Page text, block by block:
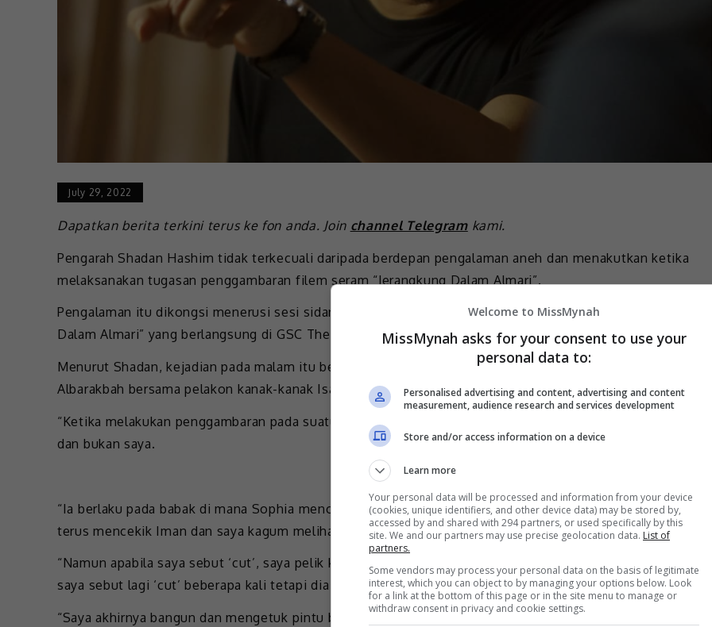
July 29, 2022
Dapatkan berita terkini terus ke fon anda. Join channel Telegramkami.
Pengarah Shadan Hashim tidak terkecuali daripada berdepan pengalaman aneh dan menakutkan ketika
melaksanakan tugasan penggambaran filem seram “Jerangkung Dalam Almari”.
Pengalaman itu dikongsi menerusi sesi sidang media pada majlis tayangan perdana filem “Jerangkung
Dalam Almari” yang berlangsung di GSC The Starling Mall, Petaling Jaya, pada Rabu.
Menurut Shadan, kejadian pada malam itu berlaku ketika dia sedang mengarah babak pelakon Sophia
Albarakbah bersama pelakon kanak-kanak Isaac Iman.
“Ketika melakukan penggambaran pada suatu malam, saya dapat rasakan ada ‘kuasa’ lain yang mengarah
dan bukan saya.
“Ia berlaku pada babak di mana Sophia mencekik anaknya di dalam bilik. Bila saya sebut ‘action’, Sophia
terus mencekik Iman dan saya kagum melihat lakonannya yang baik.
“Namun apabila saya sebut ‘cut’, saya pelik kerana dia tak berhenti dan teruskan mencekik. Kemudian
saya sebut lagi ‘cut’ beberapa kali tetapi dia masih tak berhenti.
“Saya akhirnya bangun dan mengetuk pintu bilik bertalu-talu, tetapi tiada siapa yang dengar sedangkan
Welcome to MissMynah
MissMynah asks for your consent to use your
personal data to:
Personalised advertising and content, advertising and content
measurement, audience research and services development
Store and/or access information on a device
Learn more
Your personal data will be processed and information from your device
(cookies, unique identifiers, and other device data) may be stored by,
accessed by and shared with 294 partners, or used specifically by this
site. We and our partners may use precise geolocation data. List of
partners.
Some vendors may process your personal data on the basis of legitimate
interest, which you can object to by managing your options below. Look
for a link at the bottom of this page or in the site menu to manage or
withdraw consent in privacy and cookie settings.